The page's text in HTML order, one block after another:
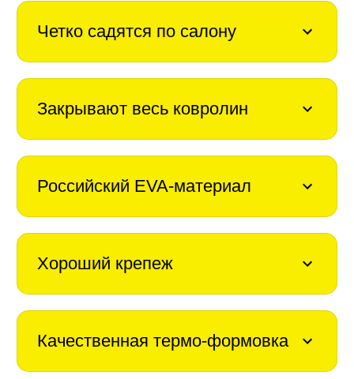
Четко садятся по салону
Закрывают весь ковролин
Российский EVA-материал
Хороший крепеж
Качественная термо-формовка